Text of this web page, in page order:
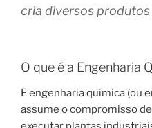
cria diversos produtos
O que é a Engenharia
E engenharia química (ou
assume o compromisso